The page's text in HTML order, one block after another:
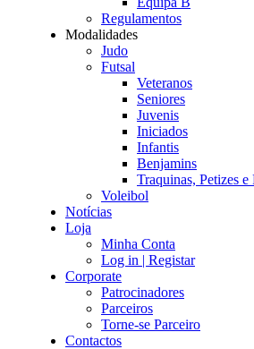
Regulamentos
Modalidades
Judo
Futsal
Veteranos
Seniores
Juvenis
Iniciados
Infantis
Benjamins
Traquinas, Petizes
Voleibol
Notícias
Loja
Minha Conta
Log in | Registar
Corporate
Patrocinadores
Parceiros
Torne-se Parceiro
Contactos